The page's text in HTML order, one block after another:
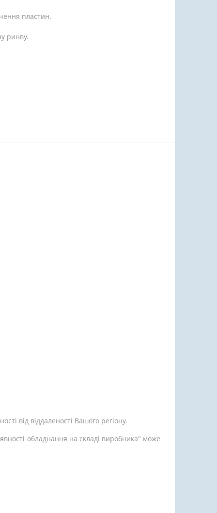
пластин.
ринву.
від віддаленості Вашого регіону.
обладнання на складі виробника" може